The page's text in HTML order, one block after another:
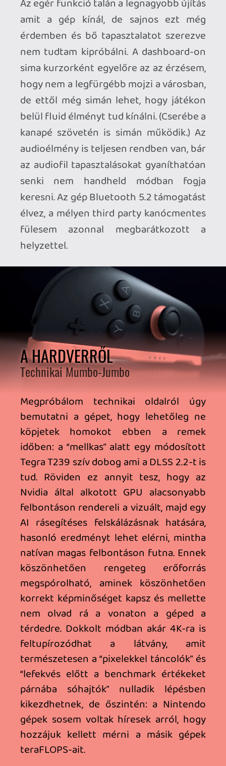
erőforrásaira. A Mario Odyssey-t, 3D
World-öt és a Zelda Link’s Awakeninget
néztem meg. Igazából az utolsó kettőre
voltam kíváncsi, mert a régi vason
rendesen köhögött, prüszkölt a motor
alattuk: mindamellett, hogy mindegyik
észrevehetően nagyobb felbontásban
tündököl, kikezdhetetlen 60 fps-el
száguldanak, mindenféle riccenés nélkül.
Nagyon remélem, hogy folytatják ezt a
szép kezdeményezést, mert a például
Xenoblade 3 / Bayonetta 3 esetén az
élvezhetőség határán táncolt a
performansz - jó volna végre teljes
pompájukban élvezni őket. Szerencsére
third party oldalról is látunk jó példát: a
Hello Games egy ingyenes patch-el
örvendezteti meg a No Man Sky
tulajdonosokat. És ha már visszafele
kompatibilitás: a Switch 1-es JoyCon-
okkal is kiválóan lehet irányítani a Switch
2-es játékokat.
Bár a Switch 2 akkumulátora 5220 mAh
kapacitású, ami nagyobb, mint az eredeti
Switch 4310 mAh-s akkumulátora, az
üzemidő mégis rövidebb lett. A Nintendo
hivatalos adatai szerint a Switch 2 kézi
üzemmódban 2 és 6,5 óra közötti
játékidőt kínál, míg az eredeti modell 4,5
és 9 óra közötti időtartamot biztosított.
Ez a csökkenés a megnövekedett grafikai
teljesítmény és a fejlettebb hardver
nulláról való teljes töltés körülbelül
három órát vesz igénybe, de az se
mindegy, hogy alvó állapotban töltöd
vagy közben nyúzod a gépet. Sokan
hiányolják az achievement rendszert és a
natív voice chat lehetőségét - GameChat
ide vagy oda, a lelkem már egy ideje a
Discordé.
MÁS SZEMSZÖGBŐL
Mit lelt a maci a málnásban?
A Switch 2 nem mindenki számára lesz
ugyanakkora ugrás, mert sokan
befrissítették a gép hosszú életciklusát
menet közben egy Steam Deck-kel. Ami
egyből szemet szúr majd, hogy a gép
nagy, de közel sem olyan testes mint a
Deck. Az anyaghasználat tényleg jobb, de
például a hátrafelé hajtós támasztékot
félsz kimozdítani, nehogy reccsenjen a
töve. Szóval előrelépés, de még mindig
nem high end. Ami kifejezetten üdítő,
hogy a menü és a játékok általános
betöltése gyors, reszponzív, egyszerre
ismerős és egyszerre éles, a nagyobb
felbontás és a kijelző miatt. A cartridge